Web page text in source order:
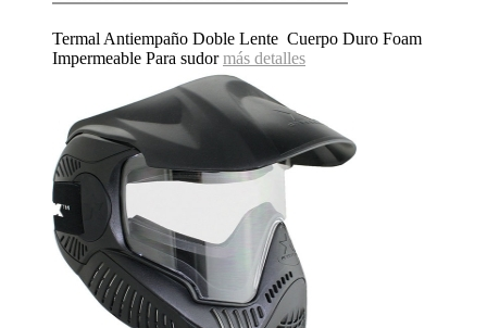
Termal Antiempaño Doble Lente Cuerpo Duro Foam
Impermeable Para sudormás detalles